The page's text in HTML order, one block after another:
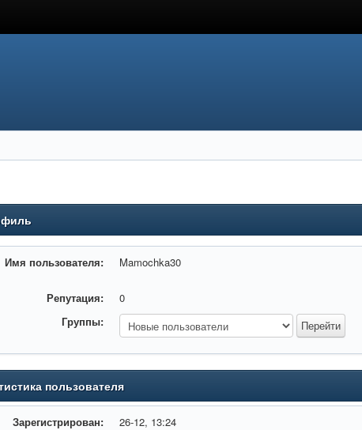
Имя пользователя: Mamochka30
Репутация:
0
Группы:
пользователя
Зарегистрирован:
26-12, 13:24